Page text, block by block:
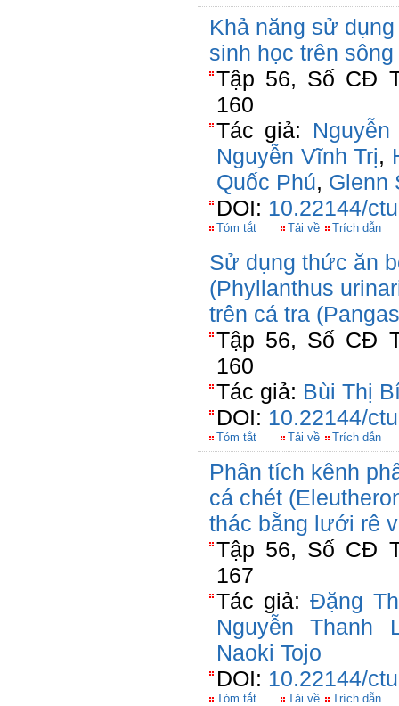
Khả năng sử
sinh học trên sông
Tập 56, Số CĐ
160
Tác giả:
Nguyễn Vĩnh Trị,
Quốc Phú, Glenn
DOI: 10.22144/
Tóm tắt Tải về Trích dẫn
Sử dụng thức ăn
(Phyllanthus
trên cá tra
Tập 56, Số CĐ
160
Tác giả: Bùi Thị
DOI: 10.22144/
Tóm tắt Tải về Trích dẫn
Phân tích kênh
cá chét
thác bằng lưới rê
Tập 56, Số CĐ
167
Tác giả:Đặng
Nguyễn Thanh
Naoki Tojo
DOI: 10.22144/
Tóm tắt Tải về Trích dẫn